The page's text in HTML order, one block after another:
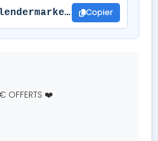
referral/
Copier
❤️